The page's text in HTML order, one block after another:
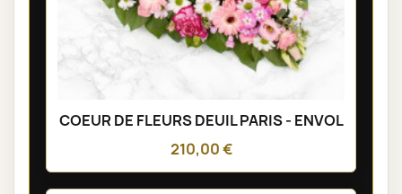
COEUR DE FLEURS DEUIL PARIS - ENVOL
210,00 €